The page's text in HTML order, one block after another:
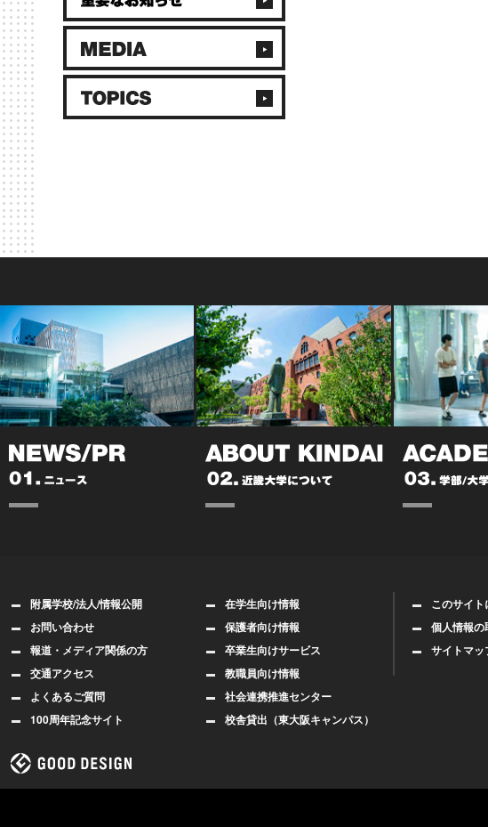
附属学校/法人/情報公開
お問い合わせ
報道・メディア関係の方
交通アクセス
よくあるご質問
100周年記念サイト
在学生向け情報
保護者向け情報
卒業生向けサービス
教職員向け情報
社会連携推進センター
校舎貸出（東大阪キャンパス）
このサイト
個人情報の
サイトマッ